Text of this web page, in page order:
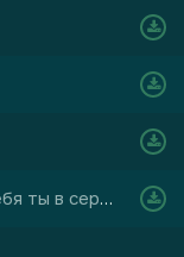
сердце угнала